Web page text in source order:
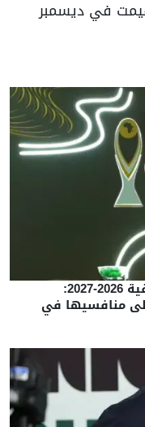
في ديسمبر
قرعة منافسات ما بين الأندية الإفريقية 2026-2027:
منافسيها في